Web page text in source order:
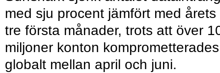
med sju procent jämfört med årets
tre första månader, trots att över
miljoner konton komprometterades
globalt mellan april och juni.